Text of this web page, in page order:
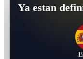
Ya estan